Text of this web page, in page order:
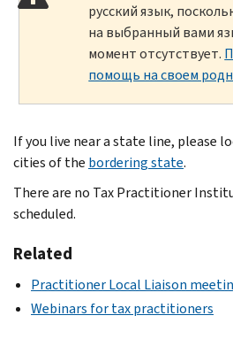
русский язык,
на выбранный вами
момент отсутствует.
помощь на своем
If you live near a state line, please
cities of the bordering state.
There are no Tax Practitioner
scheduled.
Related
Practitioner Local Liaison
Webinars for tax practitioners